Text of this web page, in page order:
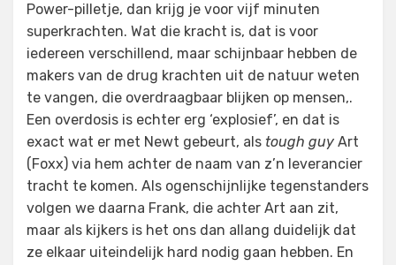
Power-pilletje, dan krijg je voor vijf minuten
superkrachten. Wat die kracht is, dat is voor
iedereen verschillend, maar schijnbaar hebben de
makers van de drug krachten uit de natuur weten
te vangen, die overdraagbaar blijken op mensen,.
Een overdosis is echter erg ‘explosief’, en dat is
exact wat er met Newt gebeurt, als tough guy Art
(Foxx) via hem achter de naam van z’n leverancier
tracht te komen. Als ogenschijnlijke tegenstanders
volgen we daarna Frank, die achter Art aan zit,
maar als kijkers is het ons dan allang duidelijk dat
ze elkaar uiteindelijk hard nodig gaan hebben. En